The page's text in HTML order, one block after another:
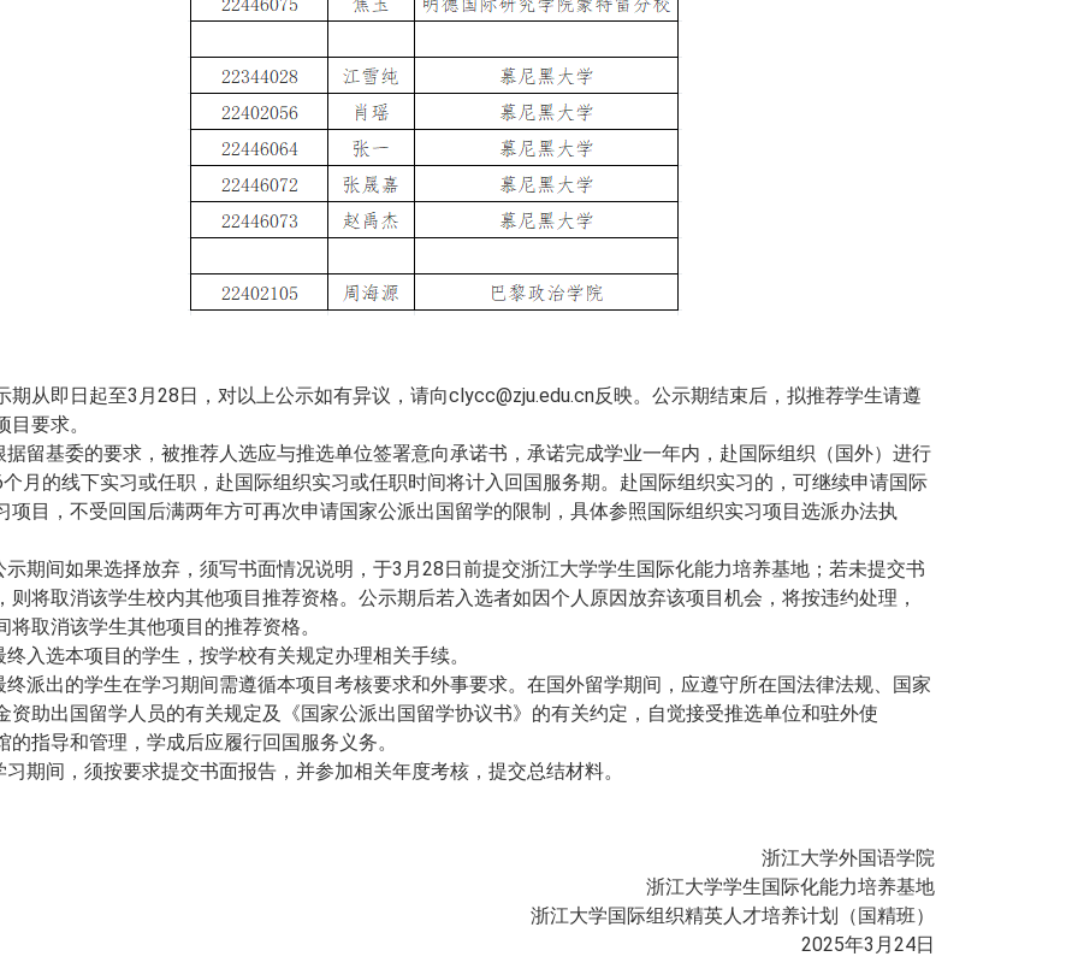
期从即日起至3月28日，对以上公示如有异议，请向clycc@zju.edu.cn反映。公示期结束后，拟推荐学生请遵
目要求。
据留基委的要求，被推荐人选应与推选单位签署意向承诺书，承诺完成学业一年内，赴国际组织（国外）进行
月的线下实习或任职，赴国际组织实习或任职时间将计入回国服务期。赴国际组织实习的，可继续申请国际
项目，不受回国后满两年方可再次申请国家公派出国留学的限制，具体参照国际组织实习项目选派办法执
示期间如果选择放弃，须写书面情况说明，于3月28日前提交浙江大学学生国际化能力培养基地；若未提交书
则将取消该学生校内其他项目推荐资格。公示期后若入选者如因个人原因放弃该项目机会，将按违约处理，
将取消该学生其他项目的推荐资格。
终入选本项目的学生，按学校有关规定办理相关手续。
终派出的学生在学习期间需遵循本项目考核要求和外事要求。在国外留学期间，应遵守所在国法律法规、国家
资助出国留学人员的有关规定及《国家公派出国留学协议书》的有关约定，自觉接受推选单位和驻外使
的指导和管理，学成后应履行回国服务义务。
习期间，须按要求提交书面报告，并参加相关年度考核，提交总结材料。
浙江大学外国语学院
浙江大学学生国际化能力培养基地
浙江大学国际组织精英人才培养计划（国精班）
2025年3月24日